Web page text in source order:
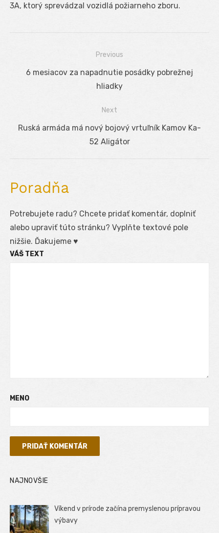
3A, ktorý sprevádzal vozidlá požiarneho zboru.
Navigácia
Previous
Previous
6 mesiacov za napadnutie posádky pobrežnej
hliadky
Next
Next
Ruská armáda má nový bojový vrtuľník Kamov Ka-
52 Aligátor
Poradňa
Potrebujete radu? Chcete pridať komentár, doplniť
alebo upraviť túto stránku? Vyplňte textové pole
nižšie. Ďakujeme ♥
VÁŠ TEXT
MENO
NAJNOVŠIE
Víkend v prírode začína premyslenou prípravou
výbavy